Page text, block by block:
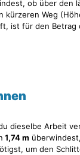
ob über den
kürzeren Weg
ist für den Betrag
dieselbe Arbeit
1,74 m
um den